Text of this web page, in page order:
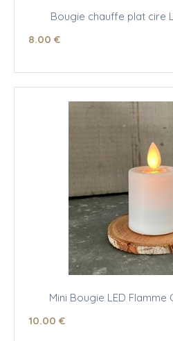
Bougie chauffe plat cire
8.00 €
Mini Bougie LED Flamme
10.00 €